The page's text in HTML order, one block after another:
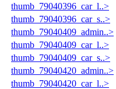
thumb_79040396_car_l..>
thumb_79040396_car_s..>
thumb_79040409_admin..>
thumb_79040409_car_l..>
thumb_79040409_car_s..>
thumb_79040420_admin..>
thumb_79040420_car_l..>